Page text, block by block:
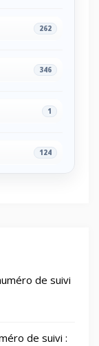
262
346
1
124
and
1
de suivi
de suivi :